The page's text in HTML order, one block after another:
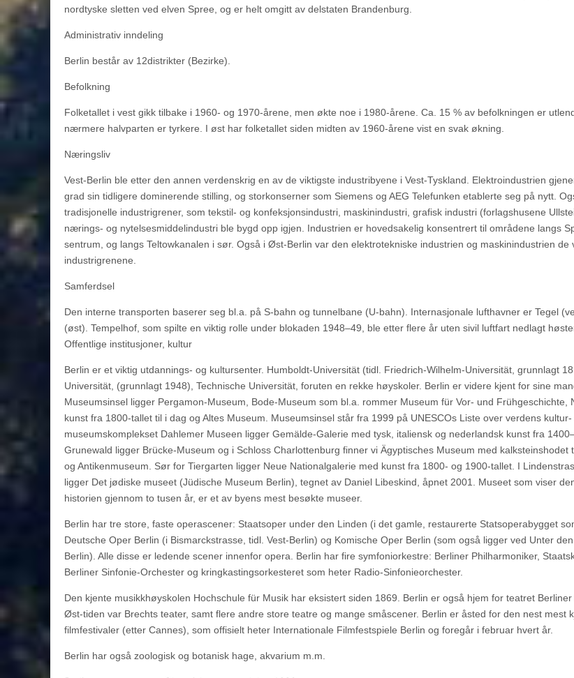
nordtyske sletten ved elven Spree, og er helt omgitt av delstaten Brandenburg.
Administrativ inndeling
Berlin består av 12distrikter (Bezirke).
Befolkning
Folketallet i vest gikk tilbake i 1960- og 1970-årene, men økte noe i 1980-årene. Ca. 15 % av befolkningen er
nærmere halvparten er tyrkere. I øst har folketallet siden midten av 1960-årene vist en svak økning.
Næringsliv
Vest-Berlin ble etter den annen verdenskrig en av de viktigste industribyene i Vest-Tyskland. Elektroindustrien
grad sin tidligere dominerende stilling, og storkonserner som Siemens og AEG Telefunken etablerte seg på nytt.
tradisjonelle industrigrener, som tekstil- og konfeksjonsindustri, maskinindustri, grafisk industri (forlagshusene
nærings- og nytelsesmiddelindustri ble bygd opp igjen. Industrien er hovedsakelig konsentrert til områdene langs
sentrum, og langs Teltowkanalen i sør. Også i Øst-Berlin var den elektrotekniske industrien og maskinindustrien de
industrigrenene.
Samferdsel
Den interne transporten baserer seg bl.a. på S-bahn og tunnelbane (U-bahn). Internasjonale lufthavner er Tegel
(øst). Tempelhof, som spilte en viktig rolle under blokaden 1948–49, ble etter flere år uten sivil luftfart nedlagt
Offentlige institusjoner, kultur
Berlin er et viktig utdannings- og kultursenter. Humboldt-Universität (tidl. Friedrich-Wilhelm-Universität, grunnlagt
Universität, (grunnlagt 1948), Technische Universität, foruten en rekke høyskoler. Berlin er videre kjent for sine
Museumsinsel ligger Pergamon-Museum, Bode-Museum som bl.a. rommer Museum für Vor- und Frühgeschichte,
kunst fra 1800-tallet til i dag og Altes Museum. Museumsinsel står fra 1999 på UNESCOs Liste over verdens
museumskomplekset Dahlemer Museen ligger Gemälde-Galerie med tysk, italiensk og nederlandsk kunst fra
Grunewald ligger Brücke-Museum og i Schloss Charlottenburg finner vi Ägyptisches Museum med kalksteinshodet
og Antikenmuseum. Sør for Tiergarten ligger Neue Nationalgalerie med kunst fra 1800- og 1900-tallet. I
ligger Det jødiske museet (Jüdische Museum Berlin), tegnet av Daniel Libeskind, åpnet 2001. Museet som viser
historien gjennom to tusen år, er et av byens mest besøkte museer.
Berlin har tre store, faste operascener: Staatsoper under den Linden (i det gamle, restaurerte Statsoperabygget
Deutsche Oper Berlin (i Bismarckstrasse, tidl. Vest-Berlin) og Komische Oper Berlin (som også ligger ved Unter
Berlin). Alle disse er ledende scener innenfor opera. Berlin har fire symfoniorkestre: Berliner Philharmoniker,
Berliner Sinfonie-Orchester og kringkastingsorkesteret som heter Radio-Sinfonieorchester.
Den kjente musikkhøyskolen Hochschule für Musik har eksistert siden 1869. Berlin er også hjem for teatret
Øst-tiden var Brechts teater, samt flere andre store teatre og mange småscener. Berlin er åsted for den nest mest
filmfestivaler (etter Cannes), som offisielt heter Internationale Filmfestspiele Berlin og foregår i februar hvert år.
Berlin har også zoologisk og botanisk hage, akvarium m.m.